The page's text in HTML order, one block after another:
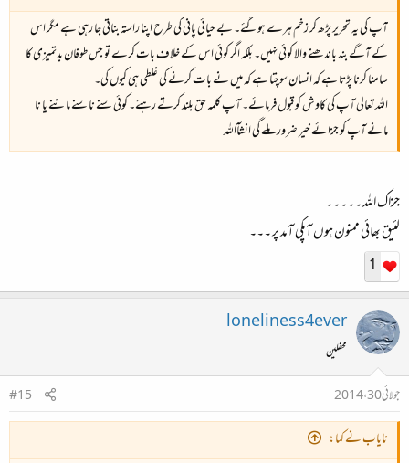
آپ کی یہ تحریر پڑھ کر زخم ہرے ہوگئے۔ بے حیائی پانی کی طرح اپنا راستہ بناتی جا رہی ہے مگر اس
کے آگے بند باندھنے والا کوئی نہیں۔ بلکہ اگر کوئی اس کے خلاف بات کرے تو جس طوفان بدتمیزی کا
سامنا کرنا پڑتا ہے کہ انسان سوچتا ہے کہ میں نے بات کرنے کی غلطی ہی کیوں کی۔
اللہ تعالی آپ کی کاوش کو قبول فرمائے۔ آپ کلمہ حق بلند کرتے رہئے۔ کوئی سنے نا سنے ماننے یا نا
مانے آپ کو جزائے خیر ضرور ملے گی انشآاللہ
جزاک اللہ ۔۔۔۔۔
لئیق بھائی ممنون ہوں آپکی آمد پر ۔۔۔
1
loneliness4ever
محفلین
جولائی 30، 2014
#15
نایاب نے کہا: